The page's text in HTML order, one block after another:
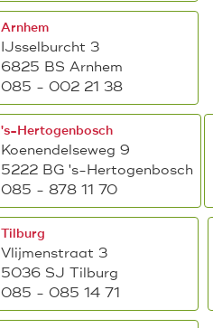
Arnhem
IJsselburcht 3
6825 BS Arnhem
085 - 002 21 38
's-Hertogenbosch
Koenendelseweg 9
5222 BG 's-Hertogenbosch
085 - 878 11 70
Tilburg
Vlijmenstraat 3
5036 SJ Tilburg
085 - 085 14 71